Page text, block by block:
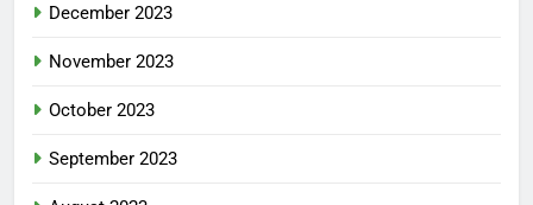
December 2023
November 2023
October 2023
September 2023